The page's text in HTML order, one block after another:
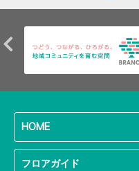
HOME
フロアガイド